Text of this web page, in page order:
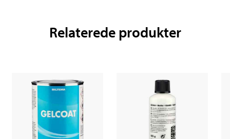
Relaterede produkter